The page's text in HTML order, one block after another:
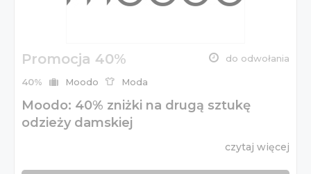
Promocja 40% do odwołania
40% Moodo Moda
Moodo: 40% zniżki na drugą sztukę
odzieży damskiej
czytaj więcej